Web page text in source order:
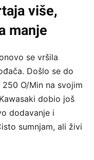
više,
manje
se vršila
Došlo se do
O/Min na svojim
dobio još
dodavanje i
sumnjam, ali živi